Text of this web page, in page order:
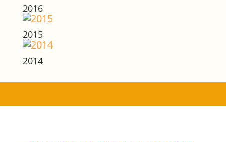
2016
2015
2014